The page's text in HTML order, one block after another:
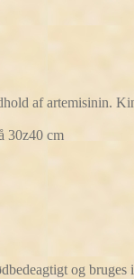
af artemisinin.
30z40 cm
og